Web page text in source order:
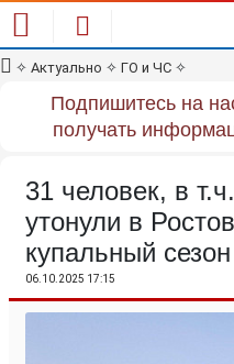
✧ Актуально ✧ ГО и ЧС ✧
Подпишитесь на
получать
31 человек, в
утонули в
купальный сезон
06.10.2025 17:15